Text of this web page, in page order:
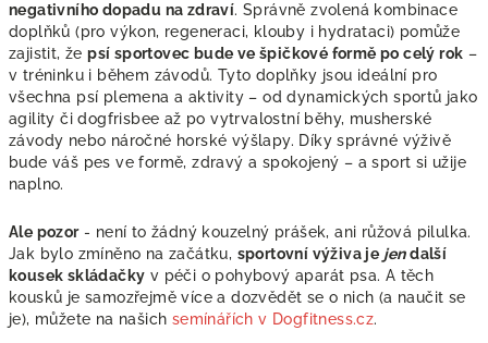
negativního dopadu na zdraví. Správně zvolená kombinace
doplňků (pro výkon, regeneraci, klouby i hydrataci) pomůže
zajistit, žepsí sportovec bude ve špičkové formě po celý rok –
v tréninku i během závodů. Tyto doplňky jsou ideální pro
všechna psí plemena a aktivity – od dynamických sportů jako
agility či dogfrisbee až po vytrvalostní běhy, musherské
závody nebo náročné horské výšlapy. Díky správné výživě
bude váš pes ve formě, zdravý a spokojený – a sport si užije
naplno.
Ale pozor- není to žádný kouzelný prášek, ani růžová pilulka.
Jak bylo zmíněno na začátku, sportovní výživa je jendalší
kousek skládačky v péči o pohybový aparát psa. A těch
kousků je samozřejmě více a dozvědět se o nich (a naučit se
je), můžete na našich semínářích v Dogfitness.cz.